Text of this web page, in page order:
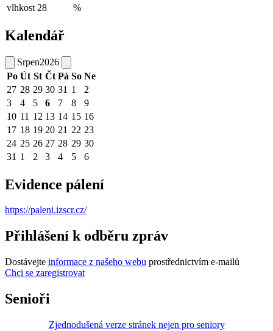
vlhkost 28 %
Kalendář
Srpen2026
Po Út St Čt Pá So Ne
27 28 29 30 31 1
2
3
4 5 6 7 8
9
10 11 12 13 14 15 16
17 18 19 20 21 22 23
24 25 26 27 28 29 30
31 1 2 3 4 5 6
Evidence pálení
https://paleni.izscr.cz/
Přihlášení k odběru zpráv
Dostávejte informace z našeho webu prostřednictvím e-mailů
Chci se zaregistrovat
Senioři
Zjednodušená verze stránek nejen pro seniory